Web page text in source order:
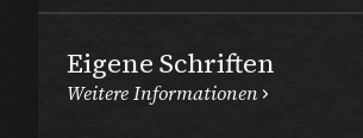
Eigene Schriften
Weitere Informationen